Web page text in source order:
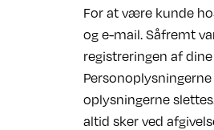
For at være kunde
og e-mail. Såfremt
registreringen af
oplysningerne
altid sker ved